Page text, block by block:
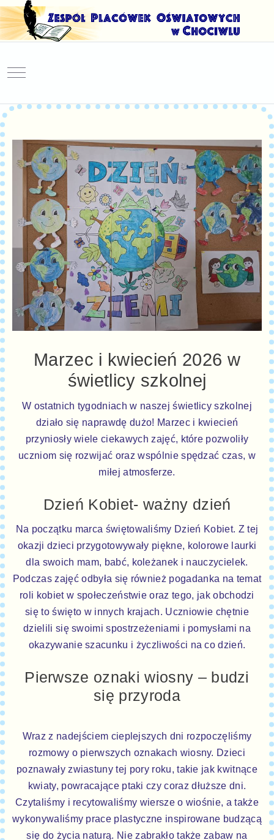
Mobile Menu Toggle
Marzec i kwiecień 2026 w
świetlicy szkolnej
W ostatnich tygodniach w naszej świetlicy szkolnej
działo się naprawdę dużo! Marzec i kwiecień
przyniosły wiele ciekawych zajęć, które pozwoliły
uczniom się rozwijać oraz wspólnie spędzać czas, w
miłej atmosferze.
Dzień Kobiet- ważny dzień
Na początku marca świętowaliśmy Dzień Kobiet. Z tej
okazji dzieci przygotowywały piękne, kolorowe laurki
dla swoich mam, babć, koleżanek i nauczycielek.
Podczas zajęć odbyła się również pogadanka na temat
roli kobiet w społeczeństwie oraz tego, jak obchodzi
się to święto w innych krajach. Uczniowie chętnie
dzielili się swoimi spostrzeżeniami i pomysłami na
okazywanie szacunku i życzliwości na co dzień.
Pierwsze oznaki wiosny – budzi
się przyroda
Wraz z nadejściem cieplejszych dni rozpoczęliśmy
rozmowy o pierwszych oznakach wiosny. Dzieci
poznawały zwiastuny tej pory roku, takie jak kwitnące
kwiaty, powracające ptaki czy coraz dłuższe dni.
Czytaliśmy i recytowaliśmy wiersze o wiośnie, a także
wykonywaliśmy prace plastyczne inspirowane budzącą
się do życia naturą. Nie zabrakło także zabaw na